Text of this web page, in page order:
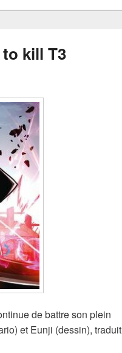
kill T3
de battre son plein
et Eunji (dessin), traduit